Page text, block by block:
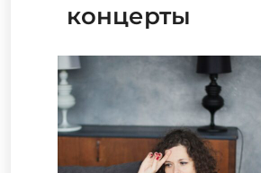
концерты